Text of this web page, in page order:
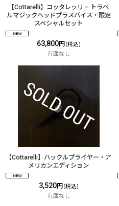
【Cottarelli】コッタレッリ – トラベ
ルマジックヘッドプラスバイス・限定
スペシャルセット
63,800円 (税込)
在庫なし
【Cottarelli】ハックルプライヤー・ア
メリカンエディション
3,520円 (税込)
在庫なし